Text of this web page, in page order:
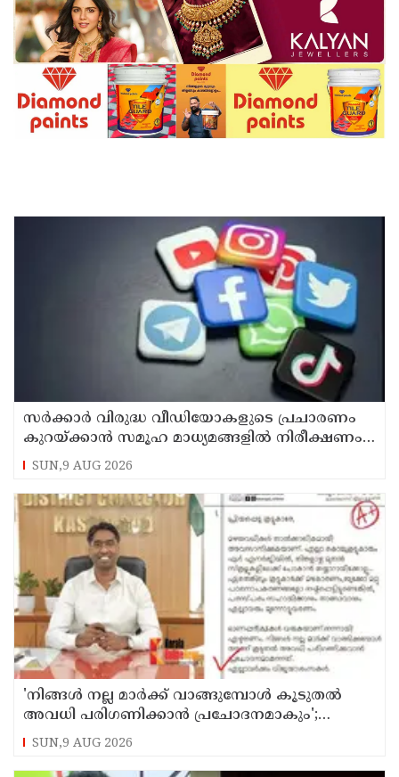
സര്‍ക്കാര്‍ വിരുദ്ധ വീഡിയോകളുടെ പ്രചാരണം
കുറയ്ക്കാന്‍ സമൂഹ മാധ്യമങ്ങളില്‍ നിരീക്ഷണം
ശക്തമാക്കി കേന്ദ്രം
SUN,9 AUG 2026
'നിങ്ങള്‍ നല്ല മാര്‍ക്ക് വാങ്ങുമ്പോള്‍ കൂടുതല്‍
അവധി പരിഗണിക്കാന്‍ പ്രചോദനമാകും';
കാസര്‍കോട് കളക്ടറുടെ പോസ്റ്റ് വൈറല്‍
SUN,9 AUG 2026